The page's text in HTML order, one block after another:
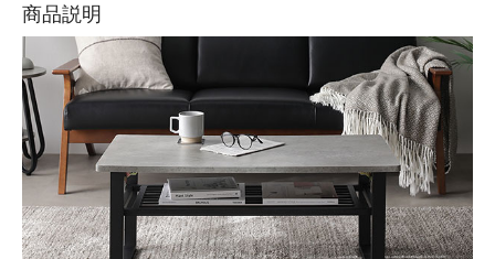
商品説明